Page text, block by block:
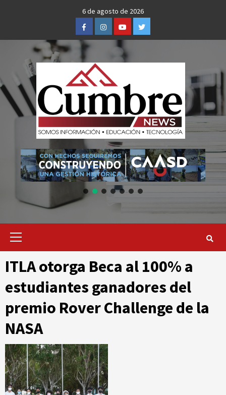
6 de agosto de 2026
FacebookInstagramYoutubeTwitter
Primary
ITLA otorga Beca al 100% a
estudiantes ganadores del
premio Rover Challenge de la
NASA